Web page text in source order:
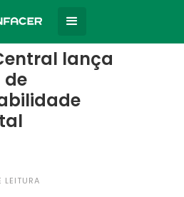
as notícias
lança